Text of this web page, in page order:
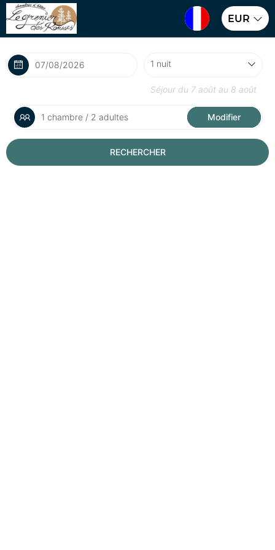
EUR
Séjour du 7 août au 8 août
1 chambre / 2 adultes Modifier